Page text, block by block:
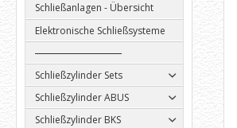
Schließanlagen - Übersicht
Elektronische Schließsysteme
Schließzylinder Sets
Schließzylinder ABUS
Schließzylinder BKS